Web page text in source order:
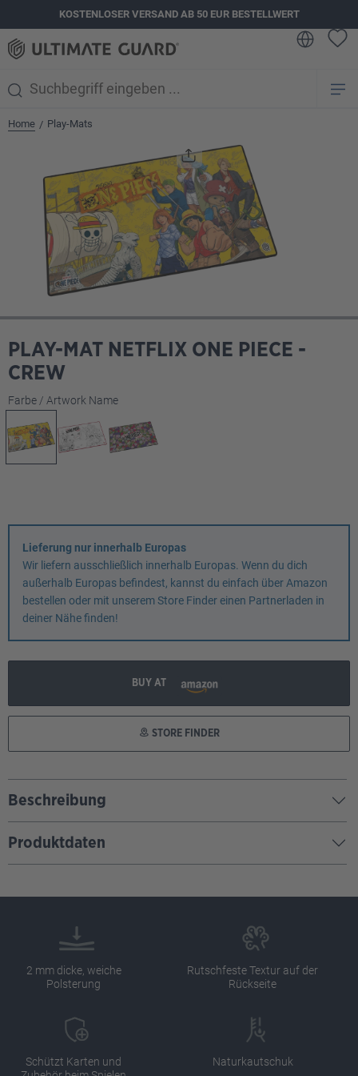
springenKOSTENLOSER VERSAND AB 50 EUR BESTELLWERT
Home / Play-Mats
PLAY-MAT NETFLIX ONE PIECE -
CREW
Farbe / Artwork Nameauswählen
Lieferung nur innerhalb Europas
Wir liefern ausschließlich innerhalb Europas. Wenn du dich
außerhalb Europas befindest, kannst du einfach über Amazon
bestellen oder mit unserem Store Finder einen Partnerladen in
deiner Nähe finden!
BUY AT
STORE FINDER
Beschreibung
Produktdaten
2 mm dicke, weiche
Polsterung
Rutschfeste Textur auf der
Rückseite
Schützt Karten und
Naturkautschuk